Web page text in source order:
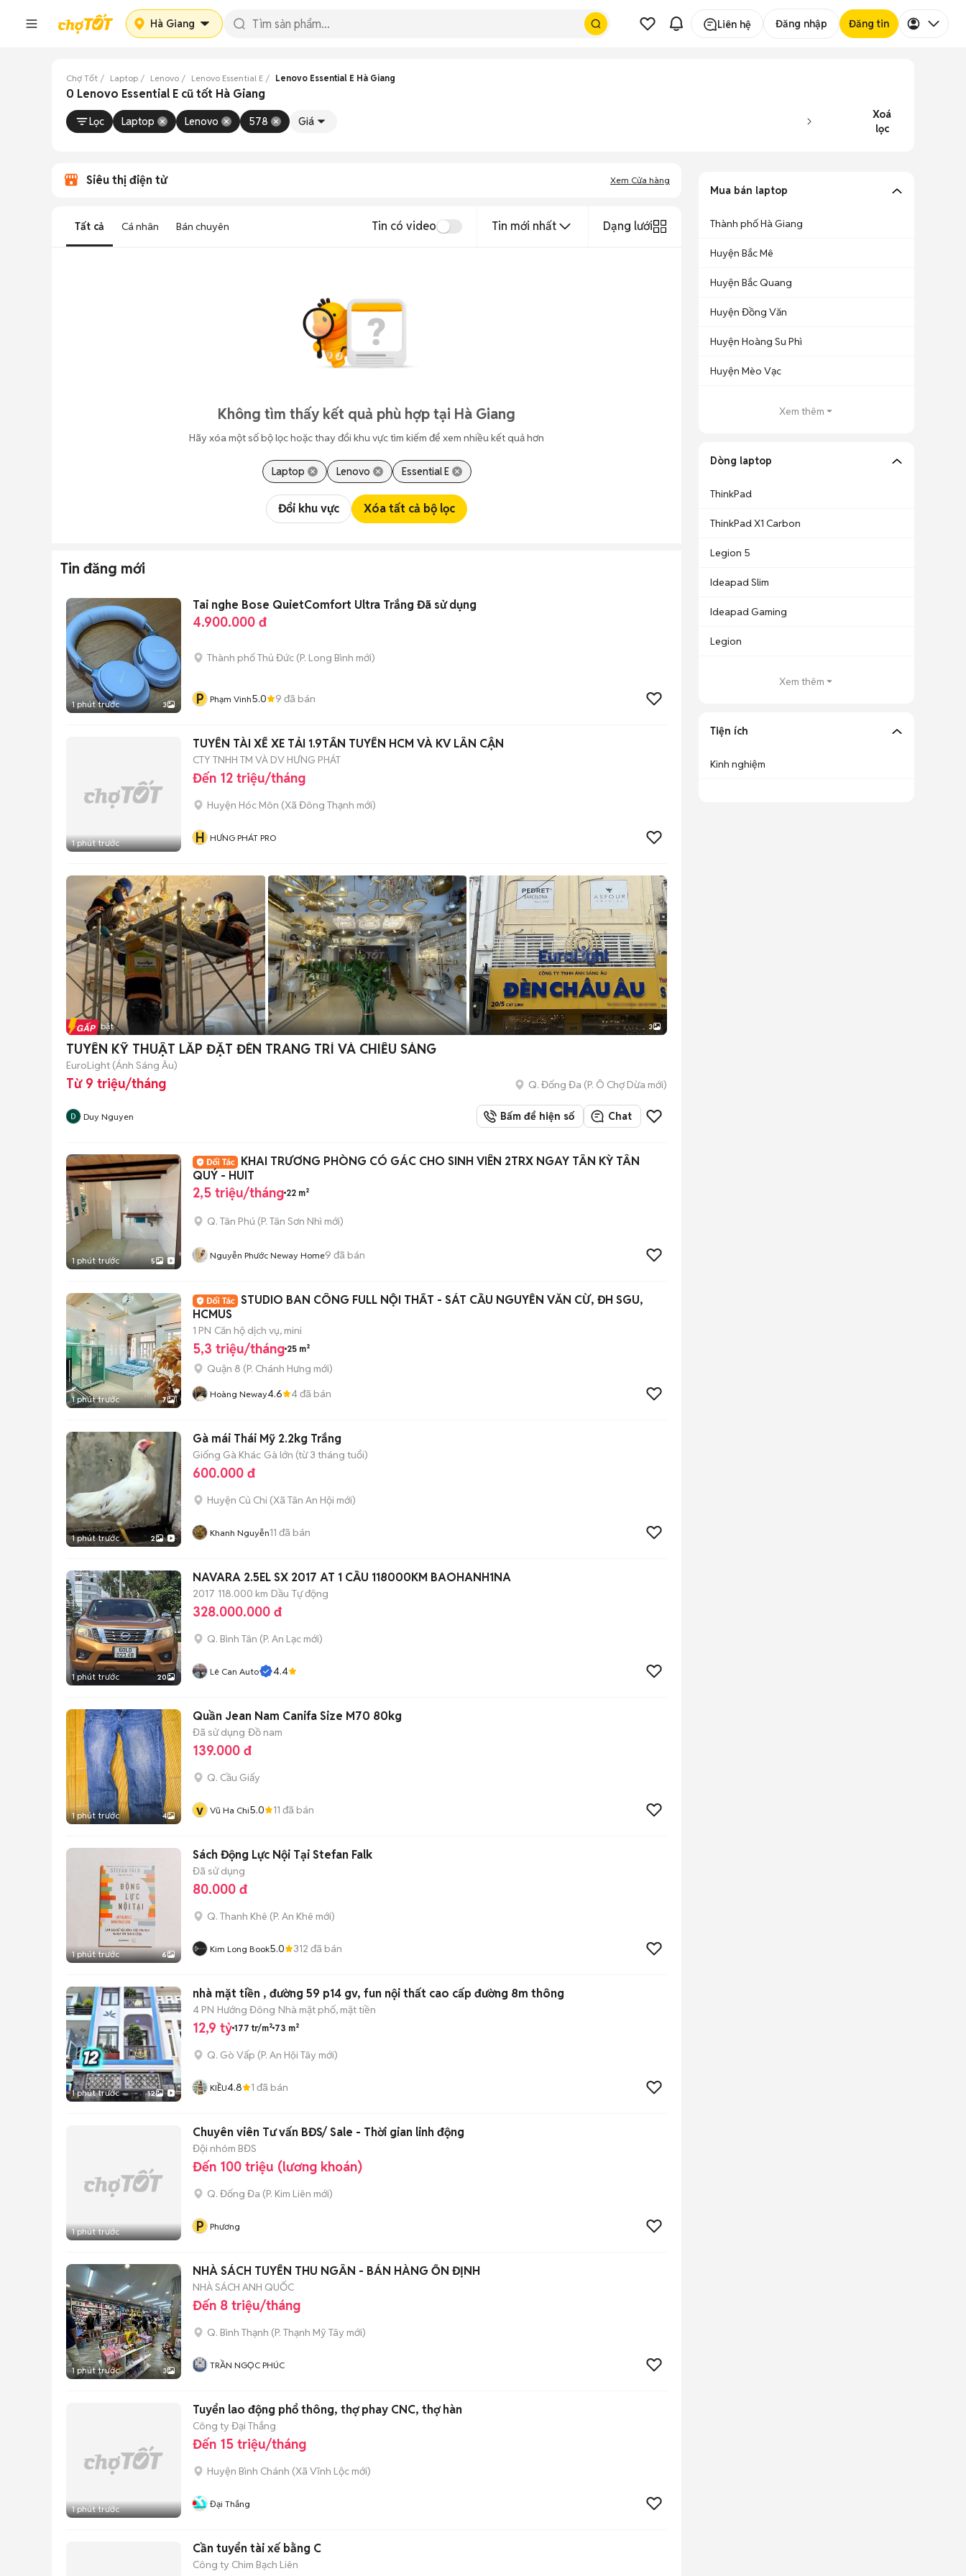
Hà Giang Liên hệ Đăng nhập Đăng tin
Chợ Tốt Laptop Lenovo Lenovo Essential E Lenovo Essential E Hà Giang
0 Lenovo Essential E cũ tốt Hà Giang
Lọc Laptop Lenovo 578 Giá
Xoá
lọc
Siêu thị điện tử Xem Cửa hàng
Tất cả Cá nhân Bán chuyên Tin có video Tin mới nhất Dạng lưới
Không tìm thấy kết quả phù hợp tại Hà Giang
Hãy xóa một số bộ lọc hoặc thay đổi khu vực tìm kiếm để xem nhiều kết quả hơn
Laptop Lenovo Essential E
Đổi khu vực Xóa tất cả bộ lọc
Tin đăng mới
1 phút trước 3
Tai nghe Bose QuietComfort Ultra Trắng Đã sử dụng
4.900.000 đ
Thành phố Thủ Đức (P. Long Bình mới)
P Phạm Vinh5.0 9 đã bán
1 phút trước
TUYỂN TÀI XẾ XE TẢI 1.9TẤN TUYẾN HCM VÀ KV LÂN CẬN
CTY TNHH TM VÀ DV HƯNG PHÁT
Đến 12 triệu/tháng
Huyện Hóc Môn (Xã Đông Thạnh mới)
H HƯNG PHÁT PRO
Tin nổi bật 3
TUYỂN KỸ THUẬT LẮP ĐẶT ĐÈN TRANG TRÍ VÀ CHIẾU SÁNG
EuroLight (Ánh Sáng Âu)
Từ 9 triệu/tháng Q. Đống Đa (P. Ô Chợ Dừa mới)
Duy Nguyen Bấm để hiện số Chat
1 phút trước 5
KHAI TRƯƠNG PHÒNG CÓ GÁC CHO SINH VIÊN 2TRX NGAY TÂN KỲ TÂN
QUÝ - HUIT
2,5 triệu/tháng 22 m²
Q. Tân Phú (P. Tân Sơn Nhì mới)
Nguyễn Phước Neway Home9 đã bán
1 phút trước 7
STUDIO BAN CÔNG FULL NỘI THẤT - SÁT CẦU NGUYỄN VĂN CỪ, ĐH SGU,
HCMUS
1 PN Căn hộ dịch vụ, mini
5,3 triệu/tháng 25 m²
Quận 8 (P. Chánh Hưng mới)
Hoàng Neway4.6 4đã bán
1 phút trước 2
Gà mái Thái Mỹ 2.2kg Trắng
Giống Gà Khác Gà lớn (từ 3 tháng tuổi)
600.000 đ
Huyện Củ Chi (Xã Tân An Hội mới)
Khanh Nguyễn11 đã bán
1 phút trước 20
NAVARA 2.5EL SX 2017 AT 1 CẦU 118000KM BAOHANH1NA
2017 118.000 km Dầu Tự động
328.000.000 đ
Q. Bình Tân (P. An Lạc mới)
Lê Can Auto 4.4
1 phút trước 4
Quần Jean Nam Canifa Size M70 80kg
Đã sử dụng Đồ nam
139.000 đ
Q. Cầu Giấy
v Vũ Ha Chi5.0 11 đã bán
1 phút trước 6
Sách Động Lực Nội Tại Stefan Falk
Đã sử dụng
80.000 đ
Q. Thanh Khê (P. An Khê mới)
Kim Long Book5.0 312 đã bán
1 phút trước 12
nhà mặt tiền , đường 59 p14 gv, fun nội thất cao cấp đường 8m thông
4 PN Hướng Đông Nhà mặt phố, mặt tiền
12,9 tỷ 177 tr/m² 73 m²
Q. Gò Vấp (P. An Hội Tây mới)
KIỀU4.8 1 đã bán
1 phút trước
Chuyên viên Tư vấn BĐS/ Sale - Thời gian linh động
Đội nhóm BĐS
Đến 100 triệu (lương khoán)
Q. Đống Đa (P. Kim Liên mới)
P Phương
1 phút trước 3
NHÀ SÁCH TUYỂN THU NGÂN - BÁN HÀNG ỔN ĐỊNH
NHÀ SÁCH ANH QUỐC
Đến 8 triệu/tháng
Q. Bình Thạnh (P. Thạnh Mỹ Tây mới)
TRẦN NGỌC PHÚC
1 phút trước
Tuyển lao động phổ thông, thợ phay CNC, thợ hàn
Công ty Đại Thắng
Đến 15 triệu/tháng
Huyện Bình Chánh (Xã Vĩnh Lộc mới)
Đại Thắng
Cần tuyển tài xế bằng C
Công ty Chim Bạch Liên
Mua bán laptop
Thành phố Hà Giang
Huyện Bắc Mê
Huyện Bắc Quang
Huyện Đồng Văn
Huyện Hoàng Su Phì
Huyện Mèo Vạc
Xem thêm
Dòng laptop
ThinkPad
ThinkPad X1 Carbon
Legion 5
Ideapad Slim
Ideapad Gaming
Legion
Xem thêm
Tiện ích
Kinh nghiệm